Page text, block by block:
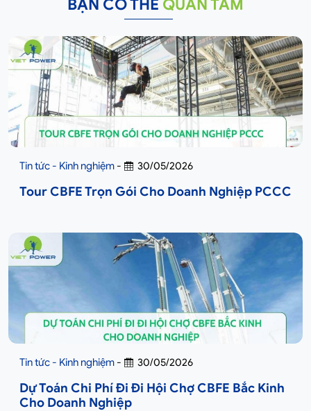
BẠN CÓ THỂ QUAN TÂM
Tin tức - Kinh nghiệm - 30/05/2026
Tour CBFE Trọn Gói Cho Doanh Nghiệp PCCC
Tin tức - Kinh nghiệm - 30/05/2026
Dự Toán Chi Phí Đi Đi Hội Chợ CBFE Bắc Kinh
Cho Doanh Nghiệp